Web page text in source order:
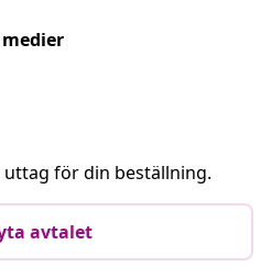
uttag för din beställning.
avtalet